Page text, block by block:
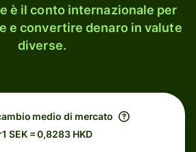
è il conto internazionale per
e convertire denaro in valute
diverse.
medio di mercato
SEK = 0,8283 HKD